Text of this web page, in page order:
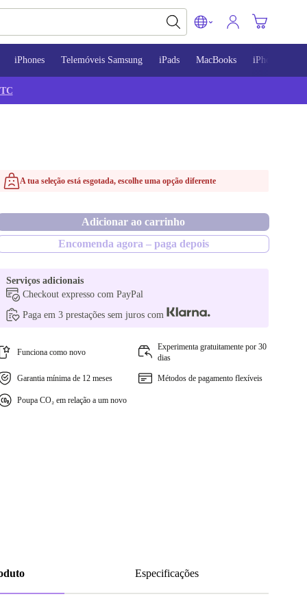
iPhones Telemóveis Samsung iPads MacBooks iPhone 13
TC
A tua seleção está esgotada, escolhe uma opção diferente
Adicionar ao carrinho
Encomenda agora – paga depois
Serviços adicionais
Checkout expresso com PayPal
Paga em 3 prestações sem juros com
Funciona como novo
Experimenta gratuitamente por 30
dias
Garantia mínima de 12 meses Métodos de pagamento flexíveis
Poupa CO₂ em relação a um novo
Especificações